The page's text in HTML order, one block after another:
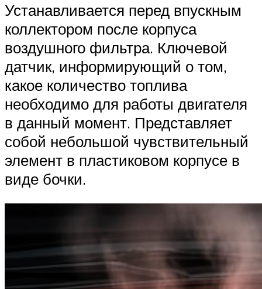
Устанавливается перед впускным
коллектором после корпуса
воздушного фильтра. Ключевой
датчик, информирующий о том,
какое количество топлива
необходимо для работы двигателя
в данный момент. Представляет
собой небольшой чувствительный
элемент в пластиковом корпусе в
виде бочки.